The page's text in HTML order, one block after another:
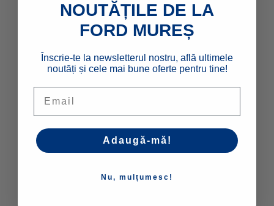
LINK-URI RAPIDE
Stoc
Livrare la domiciliu
FINANTARE
NOUTĂȚILE DE LA
FORD MUREȘ
Înscrie-te la newsletterul nostru, află ultimele
noutăți și cele mai bune oferte pentru tine!
Adaugă-mă!
Nu, mulțumesc!